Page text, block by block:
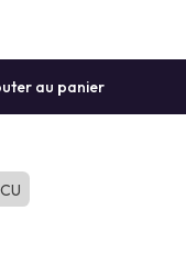
au panier